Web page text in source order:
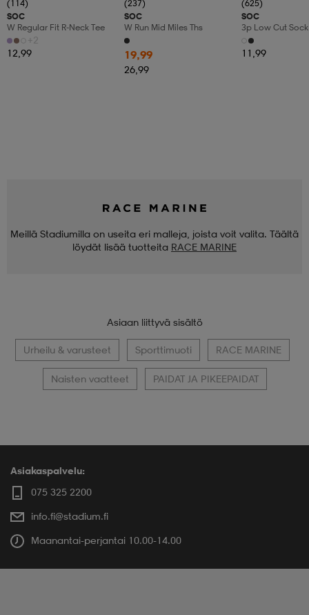
(114)
SOC
W Regular Fit R-Neck Tee
+2
12,99
(237)
SOC
W Run Mid Miles Ths
19,99
26,99
(625)
SOC
3p Low Cut Sock
11,99
Meillä Stadiumilla on useita eri malleja, joista voit valita. Täältä
löydät lisää tuotteita RACE MARINE
Asiaan liittyvä sisältö
Urheilu & varusteet Sporttimuoti RACE MARINE
Naisten vaatteet PAIDAT JA PIKEEPAIDAT
Asiakaspalvelu:
075 325 2200
info.fi@stadium.fi
Maanantai-perjantai 10.00-14.00